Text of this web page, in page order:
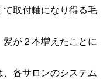
取付軸になり得る毛
が２本増えたことに
各サロンのシステム